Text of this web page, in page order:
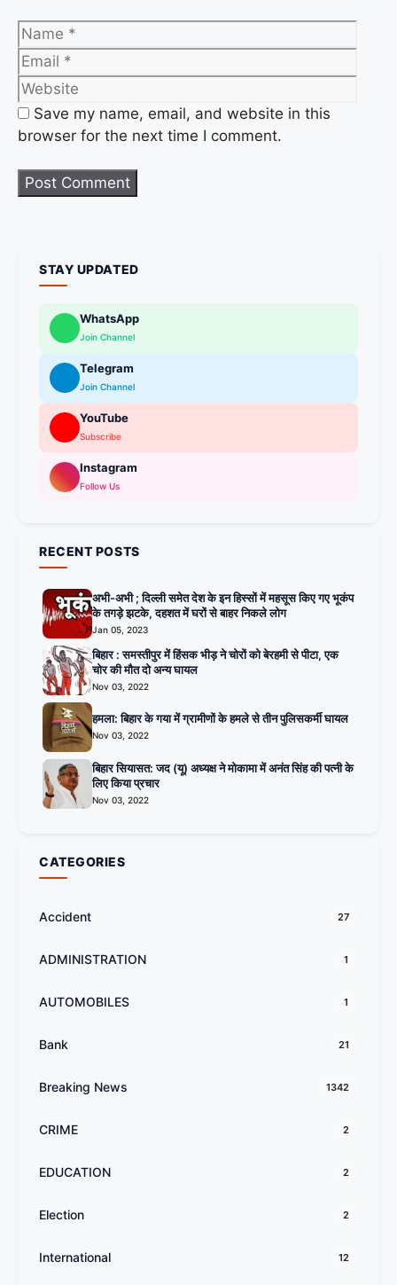
Save my name, email, and website in this
browser for the next time I comment.
STAY UPDATED
WhatsApp
Join Channel
Telegram
Join Channel
YouTube
Subscribe
Instagram
Follow Us
RECENT POSTS
अभी-अभी ; दिल्ली समेत देश के इन हिस्सों में महसूस किए गए भूकंप
के तगड़े झटके, दहशत में घरों से बाहर निकले लोग
Jan 05, 2023
बिहार : समस्तीपुर में हिंसक भीड़ ने चोरों को बेरहमी से पीटा, एक
चोर की मौत दो अन्य घायल
Nov 03, 2022
हमला: बिहार के गया में ग्रामीणों के हमले से तीन पुलिसकर्मी घायल
Nov 03, 2022
बिहार सियासत: जद (यू) अध्यक्ष ने मोकामा में अनंत सिंह की पत्नी के
लिए किया प्रचार
Nov 03, 2022
CATEGORIES
Accident 27
ADMINISTRATION 1
AUTOMOBILES 1
Bank 21
Breaking News 1342
CRIME 2
EDUCATION 2
Election 2
International 12